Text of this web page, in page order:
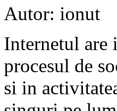
Autor: ionut
Internetul are
procesul de
si in